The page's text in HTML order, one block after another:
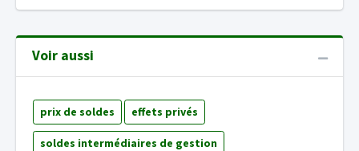
Voir aussi
prix de soldes effets privés
soldes intermédiaires de gestion